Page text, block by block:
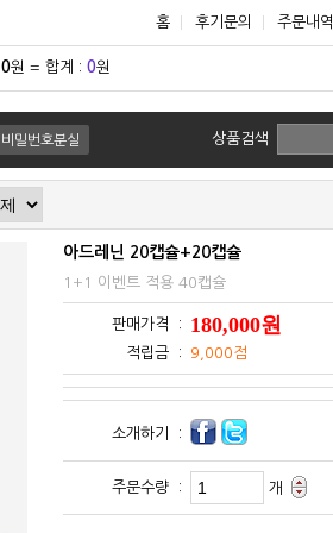
홈 후기문의 주문내역
0원 = 합계 : 0원
비밀번호분실 상품검색
아드레닌 20캡슐+20캡슐
1+1 이벤트 적용 40캡슐
판매가격 : 180,000원
적립금 : 9,000점
소개하기 :
주문수량 : 개